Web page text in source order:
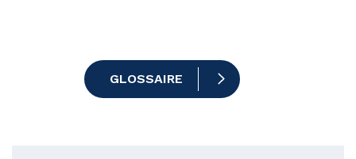
GLOSSAIRE